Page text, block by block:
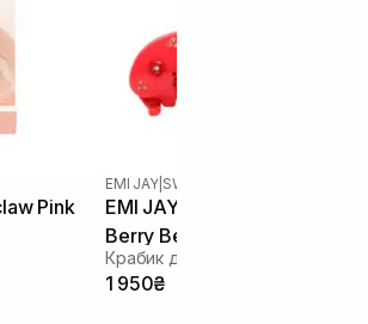
Pink
EMI JAY SWEETHEART CLIP
EMI JAY Sweetheart Clip in
Berry Beach Club
Крабик для волосся
1 950₴